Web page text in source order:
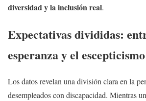
diversidad y la inclusión real.
Expectativas divididas:
esperanza y el escepticismo
Los datos revelan una división clara en la
desempleados con discapacidad. Mientras